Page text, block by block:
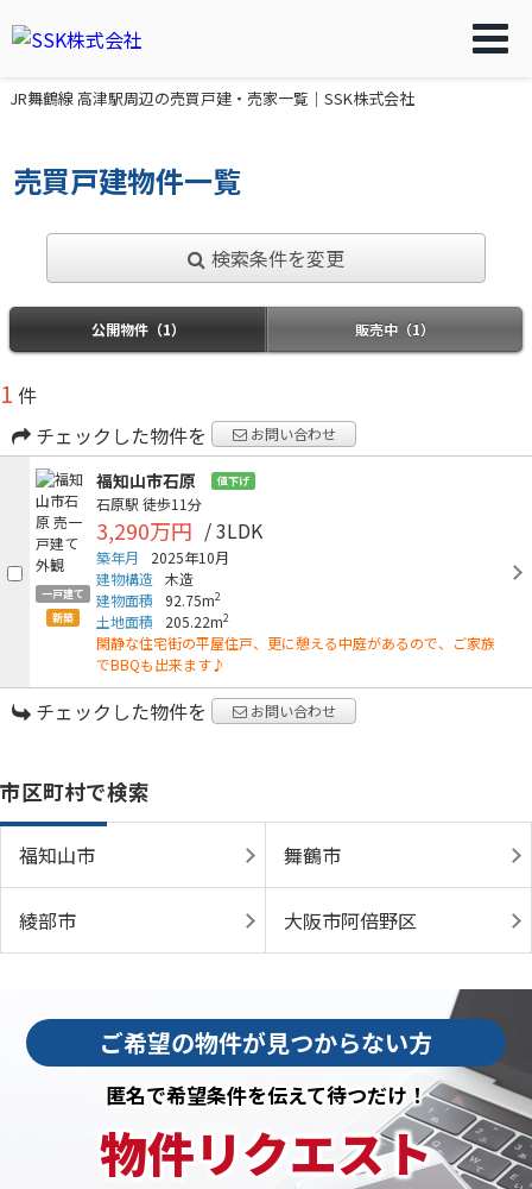
JR舞鶴線 高津駅周辺の売買戸建・売家一覧｜SSK株式会社
売買戸建物件一覧
検索条件を変更
公開物件（1） 販売中（1）
1 件
チェックした物件を
お問い合わせ
一戸建て
新築
福知山市石原 値下げ
石原駅 徒歩11分
3,290万円 / 3LDK
築年月
2025年10月
建物構造 木造
建物面積
92.75m2
土地面積 205.22m2
閑静な住宅街の平屋住戸、更に憩える中庭があるので、ご家族
でBBQも出来ます♪
チェックした物件を お問い合わせ
市区町村で検索
福知山市 舞鶴市
綾部市 大阪市阿倍野区
ご希望の物件が見つからない方
匿名で希望条件を伝えて待つだけ！
物件リクエスト